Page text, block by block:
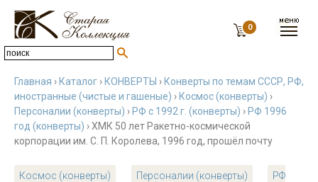
0
Главная › Каталог › КОНВЕРТЫ › Конверты по темам СССР, РФ,
иностранные (чистые и гашеные) › Космос (конверты) ›
Персоналии (конверты) › РФ с 1992 г. (конверты) › РФ 1996
год (конверты) › ХМК 50 лет Ракетно-космической
корпорации им. С. П. Королева, 1996 год, прошёл почту
Космос (конверты) Персоналии (конверты)
РФ